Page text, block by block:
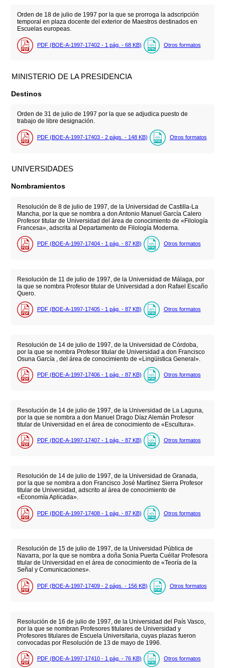
Orden de 18 de julio de 1997 por la que se prorroga la adscripción
temporal en plaza docente del exterior de Maestros destinados en
Escuelas europeas.
PDF (BOE-A-1997-17402 - 1 pág. - 68 KB) Otros formatos
MINISTERIO DE LA PRESIDENCIA
Destinos
Orden de 31 de julio de 1997 por la que se adjudica puesto de
trabajo de libre designación.
PDF (BOE-A-1997-17403 - 2 págs. - 148 KB) Otros formatos
UNIVERSIDADES
Nombramientos
Resolución de 8 de julio de 1997, de la Universidad de Castilla-La
Mancha, por la que se nombra a don Antonio Manuel García Calero
Profesor titular de Universidad del área de conocimiento de «Filología
Francesa», adscrita al Departamento de Filología Moderna.
PDF (BOE-A-1997-17404 - 1 pág. - 87 KB) Otros formatos
Resolución de 11 de julio de 1997, de la Universidad de Málaga, por
la que se nombra Profesor titular de Universidad a don Rafael Escaño
Quero.
PDF (BOE-A-1997-17405 - 1 pág. - 87 KB) Otros formatos
Resolución de 14 de julio de 1997, de la Universidad de Córdoba,
por la que se nombra Profesor titular de Universidad a don Francisco
Osuna García , del área de conocimiento de «Lingüistica General».
PDF (BOE-A-1997-17406 - 1 pág. - 87 KB) Otros formatos
Resolución de 14 de julio de 1997, de la Universidad de La Laguna,
por la que se nombra a don Manuel Drago Díaz Alemán Profesor
titular de Universidad en el área de conocimiento de «Escultura».
PDF (BOE-A-1997-17407 - 1 pág. - 87 KB) Otros formatos
Resolución de 14 de julio de 1997, de la Universidad de Granada,
por la que se nombra a don Francisco José Martínez Sierra Profesor
titular de Universidad, adscrito al área de conocimiento de
«Economía Aplicada».
PDF (BOE-A-1997-17408 - 1 pág. - 87 KB) Otros formatos
Resolución de 15 de julio de 1997, de la Universidad Pública de
Navarra, por la que se nombra a doña Sonia Puerta Cuéllar Profesora
titular de Universidad en el área de conocimiento de «Teoría de la
Señal y Comunicaciones».
PDF (BOE-A-1997-17409 - 2 págs. - 156 KB) Otros formatos
Resolución de 16 de julio de 1997, de la Universidad del País Vasco,
por la que se nombran Profesores titulares de Universidad y
Profesores titulares de Escuela Universitaria, cuyas plazas fueron
convocadas por Resolución de 13 de mayo de 1996.
PDF (BOE-A-1997-17410 - 1 pág. - 76 KB) Otros formatos